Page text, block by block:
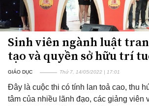
Sinh viên ngành luật
tạo và quyền sở hữu trí
GIÁO DỤC Thứ 7, 14/05/2022 | 17:01
Đây là cuộc thi có tính lan toả cao, thu
tâm của nhiều lãnh đạo, các giảng viên